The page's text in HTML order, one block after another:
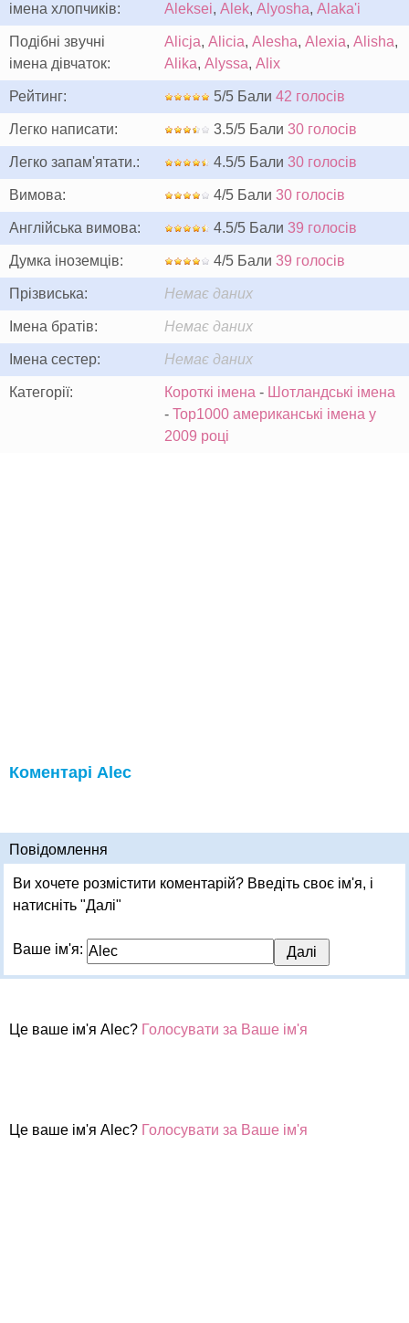
імена хлопчиків:
Aleksei, Alek, Alyosha, Alaka'i
Подібні звучні
імена дівчаток:
Alicja, Alicia, Alesha, Alexia, Alisha,
Alika, Alyssa, Alix
Рейтинг: 5/5 Бали 42 голосів
Легко написати: 3.5/5 Бали 30 голосів
Легко запам'ятати.: 4.5/5 Бали 30 голосів
Вимова: 4/5 Бали 30 голосів
Англійська вимова: 4.5/5 Бали 39 голосів
Думка іноземців: 4/5 Бали 39 голосів
Прізвиська: Немає даних
Імена братів: Немає даних
Імена сестер: Немає даних
Категорії: Короткі імена - Шотландські імена
- Top1000 американські імена у
2009 році
Коментарі Alec
Повідомлення
Ви хочете розмістити коментарій? Введіть своє ім'я, і
натисніть "Далі"
Ваше ім'я:
Це ваше ім'я Alec? Голосувати за Ваше ім'я
Це ваше ім'я Alec? Голосувати за Ваше ім'я